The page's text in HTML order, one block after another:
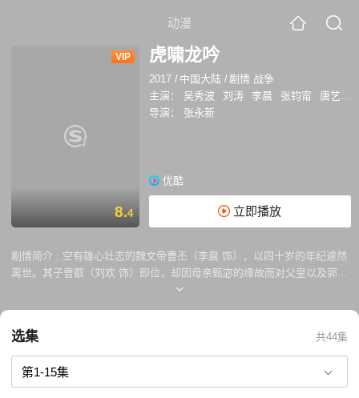
动漫
VIP
8.4
虎啸龙吟
2017 / 中国大陆 /剧情 战争
主演：
吴秀波 刘涛 李晨 张钧甯 唐艺昕
导演：
张永新
优酷
立即播放
剧情简介 : 空有雄心壮志的魏文帝曹丕（李晨 饰），以四十岁的年纪遽然
离世。其子曹叡（刘欢 饰）即位，却因母亲甄宓的缘故而对父皇以及郭太
后心存怨恨。朝廷之上，作为托孤重臣的曹真、曹休极力排挤奉诏回都的
北伐大业。在这一过程中，惯于隐忍的司马懿蓄势发力，逐渐在庙堂之争
中占据主动，两个儿子司马师（肖顺尧 饰）和司马昭（檀健次 饰）更成
为他完全信赖的左膀右臂。他耗走了魏明帝，耗走了诸葛亮，渴望从别人
手中的刀变成执刀之人，却似乎始终没能逃脱命运的追赶。 白发苍苍的古
选集 共44集